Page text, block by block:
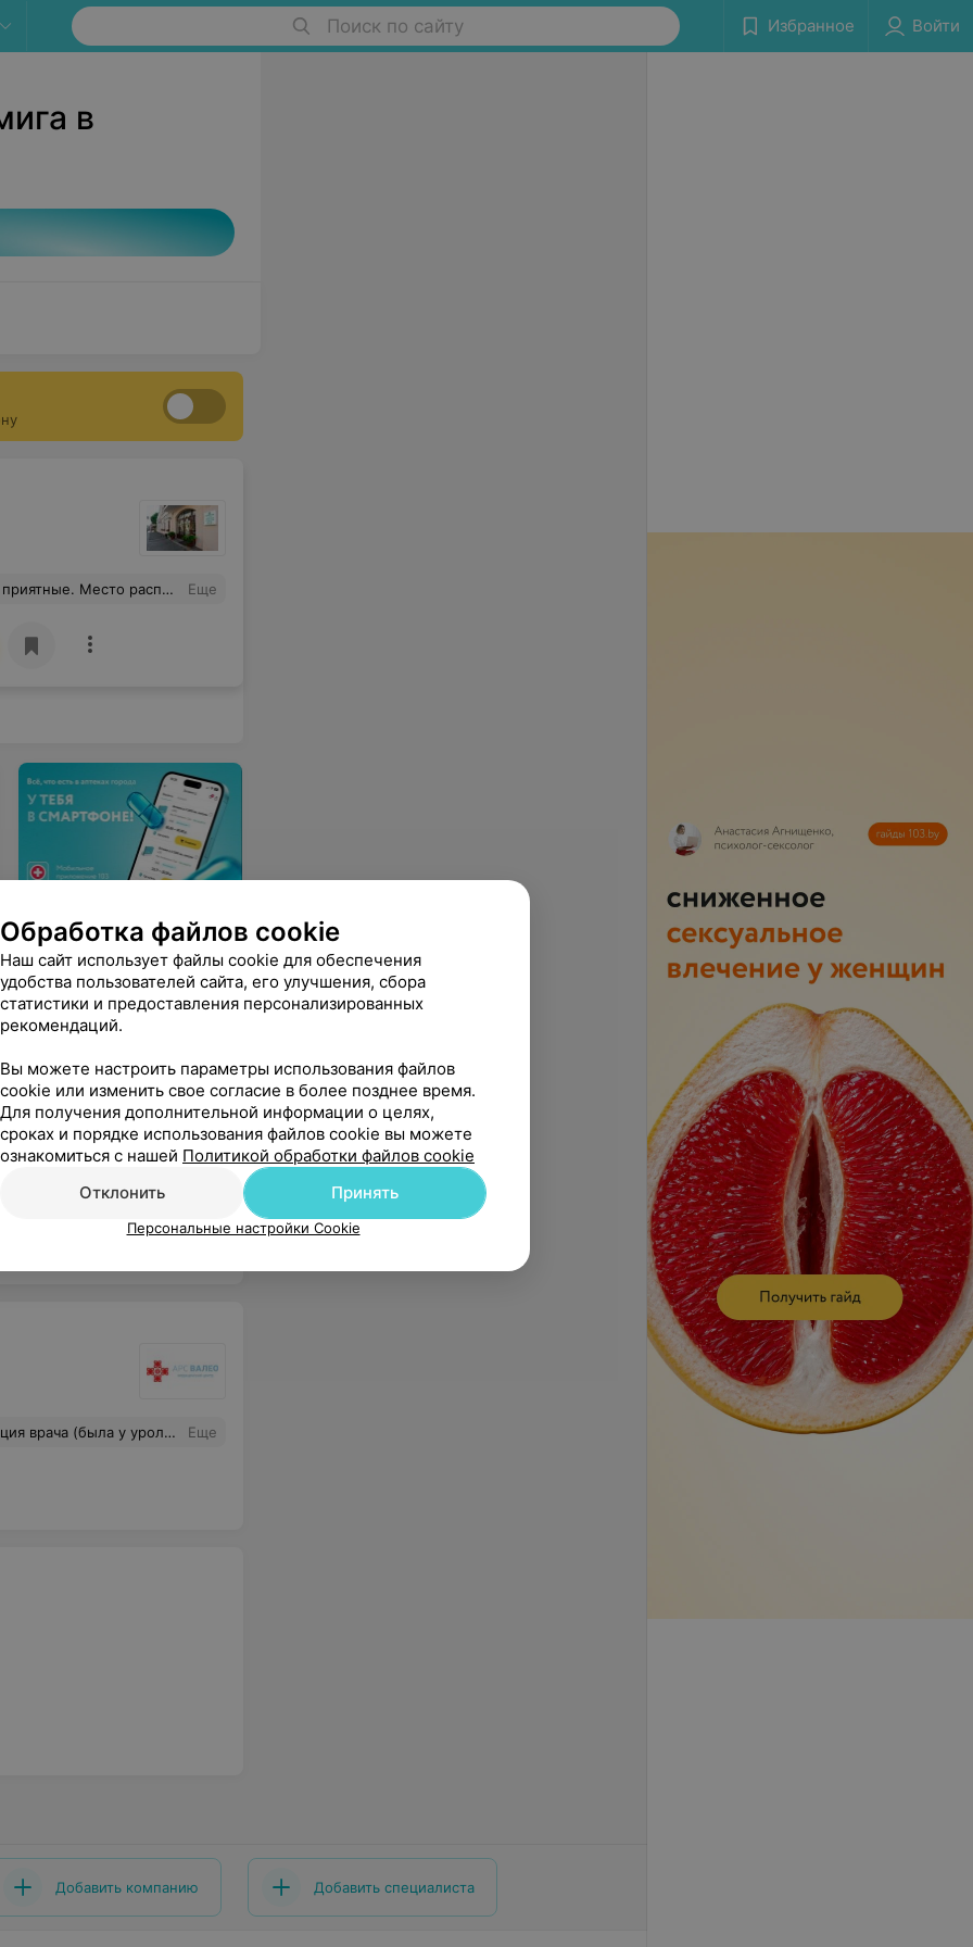
Поиск по сайту Избранное Войти
в
Осталось приятное впечатление Еще
Наличие лекарств в
аптеках города,
бронирование и другие
полезные сервисы в вашем
смартфоне
повторить посещение.
Все адреса
будем осторожно, не быстро, и постоянно контролируя сдачей анализов.С октября 2017 по апрель 2018 я следовала всем рекомендациям и теперь мой иммунитет может самостоятельно справится с бактериями и инфекциями! СПАСИБО! Еще
Добавить компанию Добавить специалиста
Обработка файлов cookie
Наш сайт использует файлы cookie для обеспечения
удобства пользователей сайта, его улучшения, сбора
статистики и предоставления персонализированных
рекомендаций.
Вы можете настроить параметры использования файлов
cookie или изменить свое согласие в более позднее время.
Для получения дополнительной информации о целях,
сроках и порядке использования файлов cookie вы можете
ознакомиться с нашей Политикой обработки файлов cookie
Отклонить
Принять
Персональные настройки Cookie